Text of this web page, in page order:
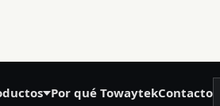
Por qué TowaytekContacto